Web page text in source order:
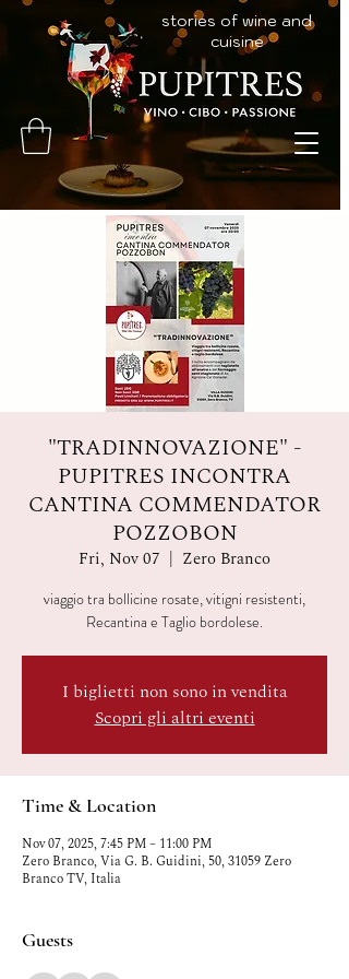
stories of wine and
cuisine
"TRADINNOVAZIONE" -
PUPITRES INCONTRA
CANTINA COMMENDATOR
POZZOBON
Fri, Nov 07
  |
Zero Branco
viaggio tra bollicine rosate, vitigni resistenti,
Recantina e Taglio bordolese.
I biglietti non sono in vendita
Scopri gli altri eventi
Time & Location
Nov 07, 2025, 7:45 PM – 11:00 PM
Zero Branco, Via G. B. Guidini, 50, 31059 Zero
Branco TV, Italia
Guests